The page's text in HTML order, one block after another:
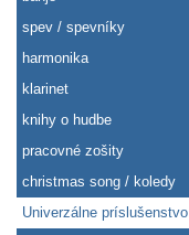
spev / spevníky
harmonika
klarinet
knihy o hudbe
pracovné zošity
christmas song / koledy
Univerzálne príslušenstvo